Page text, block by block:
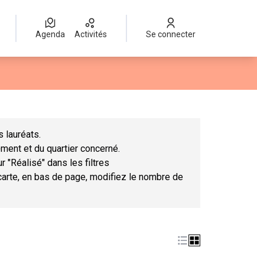
Agenda Activités Se connecter
lauréats.
et du quartier concerné.
"Réalisé" dans les filtres
en bas de page, modifiez le nombre de